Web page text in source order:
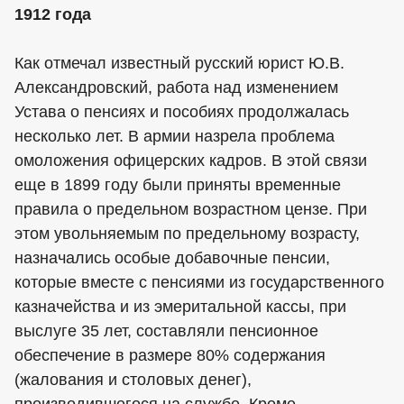
1912 года
Как отмечал известный русский юрист Ю.В.
Александровский, работа над изменением
Устава о пенсиях и пособиях продолжалась
несколько лет. В армии назрела проблема
омоложения офицерских кадров. В этой связи
еще в 1899 году были приняты временные
правила о предельном возрастном цензе. При
этом увольняемым по предельному возрасту,
назначались особые добавочные пенсии,
которые вместе с пенсиями из государственного
казначейства и из эмеритальной кассы, при
выслуге 35 лет, составляли пенсионное
обеспечение в размере 80% содержания
(жалования и столовых денег),